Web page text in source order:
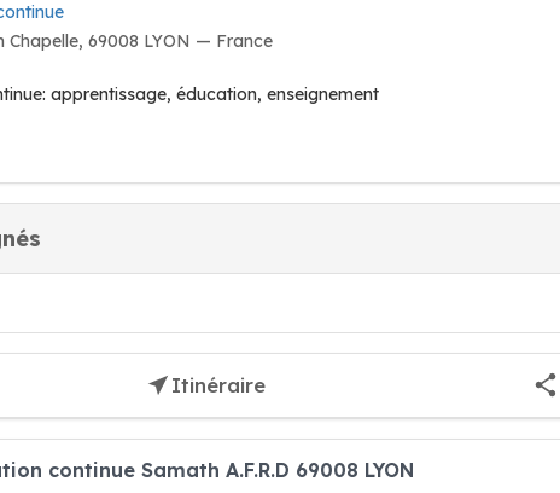
Chapelle, 69008 LYON — France
apprentissage, éducation, enseignement
Itinéraire
continue Samath A.F.R.D 69008 LYON